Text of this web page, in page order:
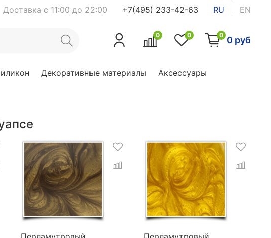
Доставка с 11:00 до 22:00 +7(495) 233-42-63 RU EN
0 0 0 0 руб
Декоративные материалы Аксессуары